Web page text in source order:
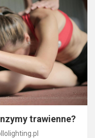
trawienne?